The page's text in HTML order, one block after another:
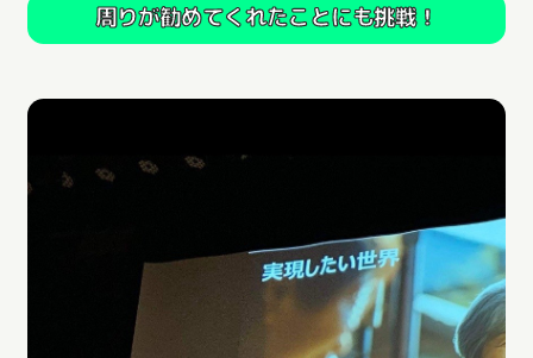
周りが勧めてくれたことにも挑戦！